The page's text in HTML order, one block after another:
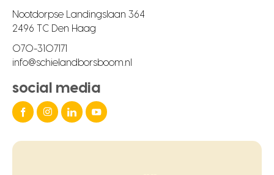
Nootdorpse Landingslaan 364
2496 TC Den Haag
070-3107171
info@schielandborsboom.nl
social media